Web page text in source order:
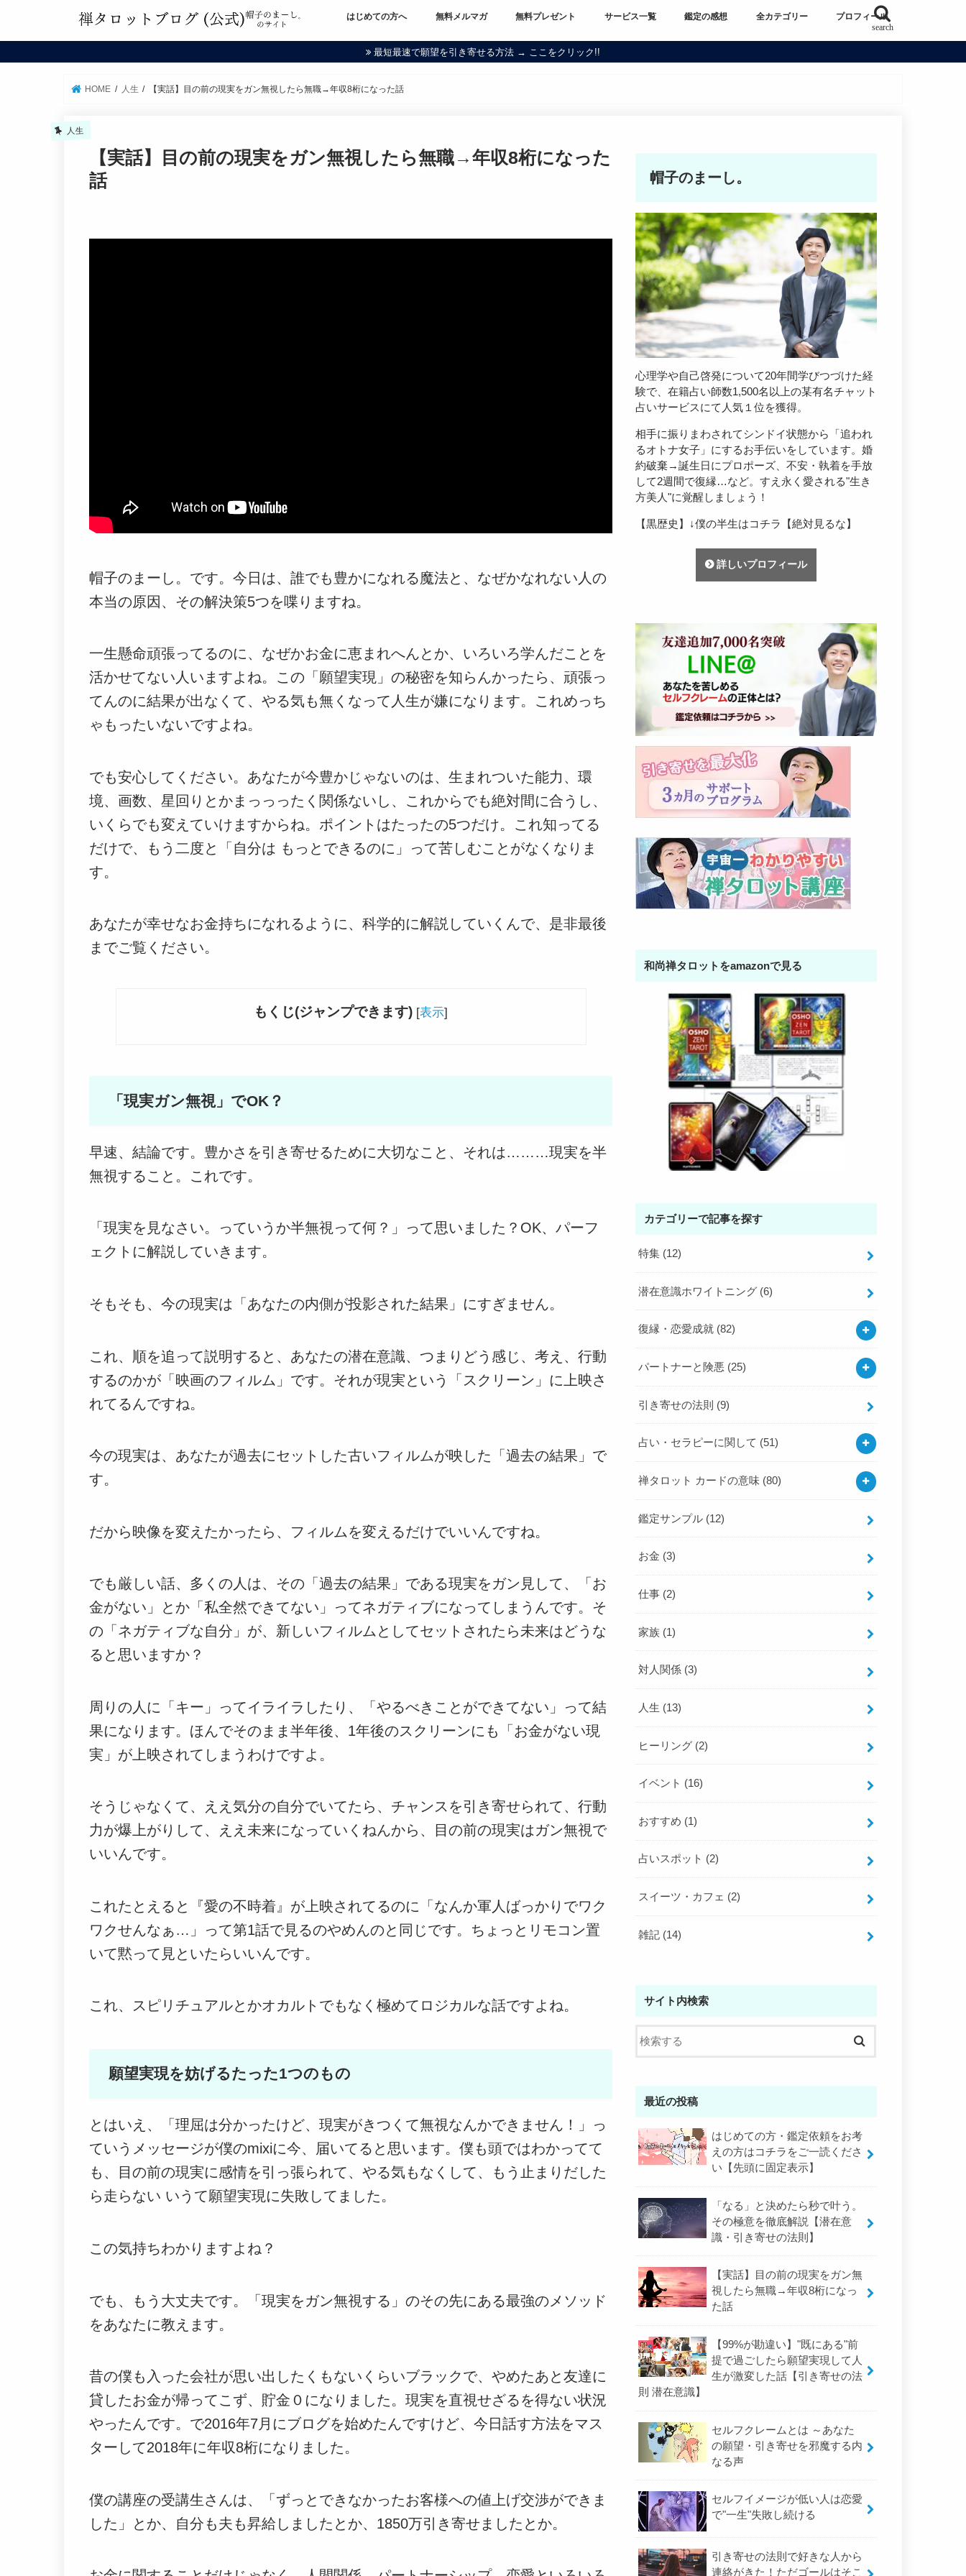
search
はじめての方へ 無料メルマガ 無料プレゼント サービス一覧 鑑定の感想 全カテゴリー プロフィール
最短最速で願望を引き寄せる方法 → ここをクリック!!
HOME 人生 【実話】目の前の現実をガン無視したら無職→年収8桁になった話
人生
【実話】目の前の現実をガン無視したら無職→年収8桁になった
話
帽子のまーし。です。今日は、誰でも豊かになれる魔法と、なぜかなれない人の
本当の原因、その解決策5つを喋りますね。
一生懸命頑張ってるのに、なぜかお金に恵まれへんとか、いろいろ学んだことを
活かせてない人いますよね。この「願望実現」の秘密を知らんかったら、頑張っ
てんのに結果が出なくて、やる気も無くなって人生が嫌になります。これめっち
ゃもったいないですよね。
でも安心してください。あなたが今豊かじゃないのは、生まれついた能力、環
境、画数、星回りとかまっっったく関係ないし、これからでも絶対間に合うし、
いくらでも変えていけますからね。ポイントはたったの5つだけ。これ知ってる
だけで、もう二度と「自分は もっとできるのに」って苦しむことがなくなりま
す。
あなたが幸せなお金持ちになれるように、科学的に解説していくんで、是非最後
までご覧ください。
もくじ(ジャンプできます) [表示]
「現実ガン無視」でOK？
早速、結論です。豊かさを引き寄せるために大切なこと、それは………現実を半
無視すること。これです。
「現実を見なさい。っていうか半無視って何？」って思いました？OK、パーフ
ェクトに解説していきます。
そもそも、今の現実は「あなたの内側が投影された結果」にすぎません。
これ、順を追って説明すると、あなたの潜在意識、つまりどう感じ、考え、行動
するのかが「映画のフィルム」です。それが現実という「スクリーン」に上映さ
れてるんですね。
今の現実は、あなたが過去にセットした古いフィルムが映した「過去の結果」で
す。
だから映像を変えたかったら、フィルムを変えるだけでいいんですね。
でも厳しい話、多くの人は、その「過去の結果」である現実をガン見して、「お
金がない」とか「私全然できてない」ってネガティブになってしまうんです。そ
の「ネガティブな自分」が、新しいフィルムとしてセットされたら未来はどうな
ると思いますか？
周りの人に「キー」ってイライラしたり、「やるべきことができてない」って結
果になります。ほんでそのまま半年後、1年後のスクリーンにも「お金がない現
実」が上映されてしまうわけですよ。
そうじゃなくて、ええ気分の自分でいてたら、チャンスを引き寄せられて、行動
力が爆上がりして、ええ未来になっていくねんから、目の前の現実はガン無視で
いいんです。
これたとえると『愛の不時着』が上映されてるのに「なんか軍人ばっかりでワク
ワクせんなぁ…」って第1話で見るのやめんのと同じです。ちょっとリモコン置
いて黙って見といたらいいんです。
これ、スピリチュアルとかオカルトでもなく極めてロジカルな話ですよね。
願望実現を妨げるたった1つのもの
とはいえ、「理屈は分かったけど、現実がきつくて無視なんかできません！」っ
ていうメッセージが僕のmixiに今、届いてると思います。僕も頭ではわかってて
も、目の前の現実に感情を引っ張られて、やる気もなくして、もう止まりだした
ら走らない いうて願望実現に失敗してました。
この気持ちわかりますよね？
でも、もう大丈夫です。「現実をガン無視する」のその先にある最強のメソッド
をあなたに教えます。
昔の僕も入った会社が思い出したくもないくらいブラックで、やめたあと友達に
貸したお金が帰ってこず、貯金０になりました。現実を直視せざるを得ない状況
やったんです。で2016年7月にブログを始めたんですけど、今日話す方法をマス
ターして2018年に年収8桁になりました。
僕の講座の受講生さんは、「ずっとできなかったお客様への値上げ交渉ができま
した」とか、 自分も夫も昇給しましたとか、1850万引き寄せましたとか。
帽子のまーし。
心理学や自己啓発について20年間学びつづけた経
験で、在籍占い師数1,500名以上の某有名チャット
占いサービスにて人気１位を獲得。
相手に振りまわされてシンドイ状態から「追われ
るオトナ女子」にするお手伝いをしています。婚
約破棄→誕生日にプロポーズ、不安・執着を手放
して2週間で復縁…など。すえ永く愛される"生き
方美人"に覚醒しましょう！
【黒歴史】↓僕の半生はコチラ【絶対見るな】
詳しいプロフィール
和尚禅タロットをamazonで見る
カテゴリーで記事を探す
特集 (12)
潜在意識ホワイトニング (6)
復縁・恋愛成就 (82)
パートナーと険悪 (25)
引き寄せの法則 (9)
占い・セラピーに関して (51)
禅タロット カードの意味 (80)
鑑定サンプル (12)
お金 (3)
仕事 (2)
家族 (1)
対人関係 (3)
人生 (13)
ヒーリング (2)
イベント (16)
おすすめ (1)
占いスポット (2)
スイーツ・カフェ (2)
雑記 (14)
サイト内検索
最近の投稿
はじめての方・鑑定依頼をお考
えの方はコチラをご一読くださ
い【先頭に固定表示】
「なる」と決めたら秒で叶う。
その極意を徹底解説【潜在意
識・引き寄せの法則】
【実話】目の前の現実をガン無
視したら無職→年収8桁になっ
た話
【99%が勘違い】"既にある"前
提で過ごしたら願望実現して人
生が激変した話【引き寄せの法
則 潜在意識】
セルフクレームとは ～あなた
の願望・引き寄せを邪魔する内
なる声
セルフイメージが低い人は恋愛
で"一生"失敗し続ける
引き寄せの法則で好きな人から
連絡がきた！ただゴールはそこ